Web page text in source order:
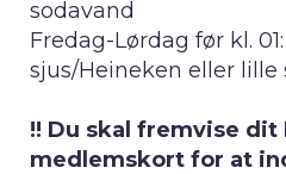
sodavand
Fredag-Lørdag før kl.
sjus/Heineken eller lille
!! Du skal fremvise dit
medlemskort for at